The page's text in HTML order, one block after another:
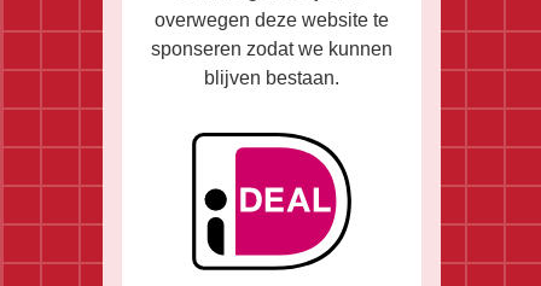
overwegen deze website te
sponseren zodat we kunnen
blijven bestaan.